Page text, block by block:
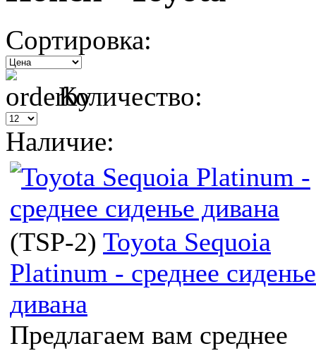
Сортировка:
Количество:
Наличие:
(TSP-2) Toyota Sequoia
Platinum - среднее сиденье
дивана
Предлагаем вам среднее